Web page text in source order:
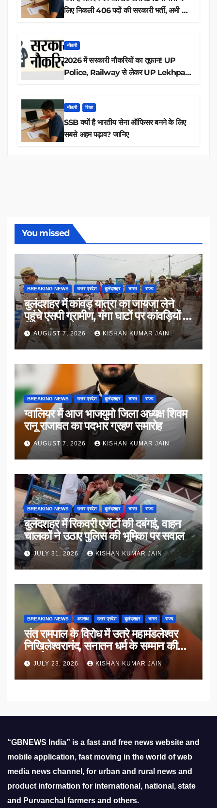
लिए निकली 406 पदों की सरकारी भर्ती, अभी करें
नौकरी
2026 में सरकारी नौकरियों का तूफान! UP
Police, Railway से लेकर UP Lekhpal
नौकरी शिक्षा
SSB क्यों है भारतीय सेना ऑफिसर बनने के लिए
सबसे अहम पड़ाव? जानिए
You missed
BREAKING NEWS उत्तर प्रदेश बुलंदशहर भारत राज्य
बुलंदशहर में कांवड़ यात्रा का जायजा लेने
पहुंचे एसपी ग्रामीण, गंगा घाटों पर कांवड़ियों से
किया संवाद
AUGUST 7, 2026 KISHAN KUMAR JAIN
BREAKING NEWS उत्तर प्रदेश बुलंदशहर भारत राज्य
ग्वालियर में आज भाजयुमो जिला अध्यक्ष शिवम
रानू राजावत का पदभार ग्रहण समारोह
AUGUST 7, 2026 KISHAN KUMAR JAIN
BREAKING NEWS उत्तर प्रदेश बुलंदशहर भारत राज्य
बुलंदशहर में रिकवरी एजेंटों की दबंगई, वाहन
चालकों ने उठाए पुलिस की भूमिका पर सवाल
JULY 31, 2026 KISHAN KUMAR JAIN
BREAKING NEWS अपराध उत्तर प्रदेश बुलंदशहर भारत राज्य
संत रामपाल के विरोध में उतरे महामंडलेश्वर
निखिलेश्वरानंद, सनातन धर्म के सम्मान की
उठाई मांग
JULY 23, 2026 KISHAN KUMAR JAIN
“GBNEWS India” is a fast and free news website and
mobile application, fast moving in the world of web
media news channel, for urban and rural news and
product information for international, national, state
and Purvanchal farmers and others.